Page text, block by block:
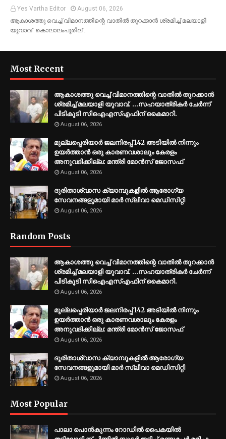
Yes Vartha Editor
August 06, 2026
ആകാശത്തു വെച്ച് വിമാനത്തിന്റെ വാതില്‍ തുറക്കാന്‍ ശ്രമിച്ച് മലയാളി
യുവാവ്. കൊലാലംപൂരില്…
Most Recent
ആകാശത്തു വെച്ച് വിമാനത്തിന്റെ വാതില്‍ തുറക്കാന്‍
ശ്രമിച്ച് മലയാളി യുവാവ്. ...സഹയാത്രികര്‍ ചേര്‍ന്ന്
പിടികൂടി സിഐഎസ്എഫിന് കൈമാറി.
August 06, 2026
മുല്ലപ്പെരിയാര്‍ ജലനിരപ്പ് 142 അടിയില്‍ നിന്നും
ഉയര്‍ത്താന്‍ ഒരു കാരണവശാലും കേരളം
അനുവദിക്കില്ല: മന്ത്രി മോന്‍സ് ജോസഫ്
August 06, 2026
ദുരിതാശ്വാസ ക്യാമ്പുകളിൽ ആരോഗ്യ
സേവനങ്ങളുമായി മാർ സ്ലീവാ മെഡിസിറ്റി
August 06, 2026
Random Posts
ആകാശത്തു വെച്ച് വിമാനത്തിന്റെ വാതില്‍ തുറക്കാന്‍
ശ്രമിച്ച് മലയാളി യുവാവ്. ...സഹയാത്രികര്‍ ചേര്‍ന്ന്
പിടികൂടി സിഐഎസ്എഫിന് കൈമാറി.
August 06, 2026
മുല്ലപ്പെരിയാര്‍ ജലനിരപ്പ് 142 അടിയില്‍ നിന്നും
ഉയര്‍ത്താന്‍ ഒരു കാരണവശാലും കേരളം
അനുവദിക്കില്ല: മന്ത്രി മോന്‍സ് ജോസഫ്
August 06, 2026
ദുരിതാശ്വാസ ക്യാമ്പുകളിൽ ആരോഗ്യ
സേവനങ്ങളുമായി മാർ സ്ലീവാ മെഡിസിറ്റി
August 06, 2026
Most Popular
പാലാ പൊൻകുന്നം റോഡിൽ പൈകയിൽ